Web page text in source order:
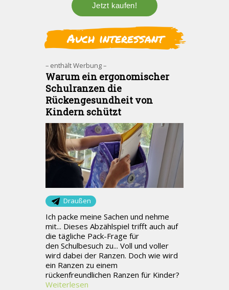
Auch interessant
– enthält Werbung –
Warum ein ergonomischer
Schulranzen die
Rückengesundheit von
Kindern schützt
Draußen
Ich packe meine Sachen und nehme
mit... Dieses Abzählspiel trifft auch auf
die tägliche Pack-Frage für
den Schulbesuch zu... Voll und voller
wird dabei der Ranzen. Doch wie wird
ein Ranzen zu einem
rückenfreundlichen Ranzen für Kinder?
Weiterlesen